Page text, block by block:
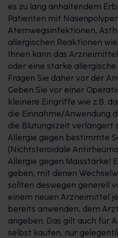
ASS-AbZ 100 mg TAH
Thromboseprophylaxe
Acetylsalicylsäure wird als
Thrombosen genutzt. ASS-
Tabletten verhindern das
Blutplättchen. So wird der
Blutgerinnseln, den
vorgebeugt. Die Tabletten
Thromboseprophylaxe.
können ASS AbZ 100 mg
um das Thromboserisiko
Zudem werden ASS-AbZ
Rahmen einer instabilen
Vorbeugung von
und Hirninfarkten
niedrigen Dosierung sind die
nicht zur Behandlung von
geeignet.
es zu lang anhaltendem
Patienten mit
Atemwegsinfektionen,
allergischen Reaktionen
Ihnen kann das
oder eine starke
Fragen Sie daher vor der
Geben Sie vor einer
kleinere Eingriffe wie z.B.
die Einnahme/Anwendung
die Blutungszeit verlängert
Allergie gegen bestimmte
(Nichtsteroidale
Allergie gegen Maisstärke!
geben, mit denen
sollten deswegen generell
einem neuen Arzneimittel
bereits anwenden, dem
angeben. Das gilt auch für
selbst kaufen, nur